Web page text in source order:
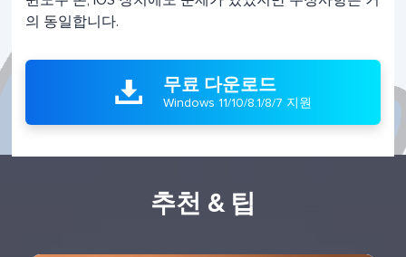
의 동일합니다.
 무료 다운로드
Windows 11/10/8.1/8/7 지원
추천 & 팁